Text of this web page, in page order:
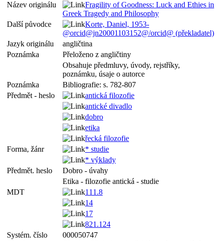
Název originálu
Fragility of Goodness: Luck and Ethies in
Greek Tragedy and Philosophy
Další původce
Korte, Daniel, 1953-
@orcid@jn20001103152@/orcid@ (překladatel)
Jazyk originálu
angličtina
Poznámka
Přeloženo z angličtiny
Obsahuje předmluvy, úvody, rejstříky,
poznámku, úsaje o autorce
Poznámka
Bibliografie: s. 782-807
Předmět - heslo
antická filozofie
antické divadlo
dobro
etika
řecká filozofie
Forma, žánr
* studie
* výklady
Předmět. heslo
Dobro - úvahy
Etika - filozofie antická - studie
MDT
111.8
14
17
821.124
Systém. číslo
000050747